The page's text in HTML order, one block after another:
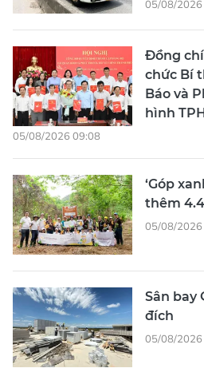
05/08/2026
Đồng
chức Bí
Báo và
hình
05/08/2026 09:08
‘Góp
thêm
05/08/2026
Sân bay
đích
05/08/2026